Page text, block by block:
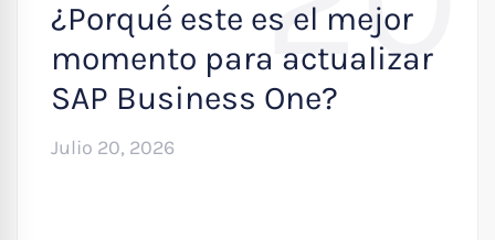
¿Porqué este es el mejor
momento para actualizar
SAP Business One?
Julio 20, 2026